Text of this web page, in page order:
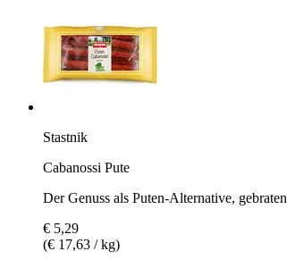
Stastnik
Cabanossi Pute
Der Genuss als Puten-Alternative, gebraten
€ 5,29
(€ 17,63 / kg)